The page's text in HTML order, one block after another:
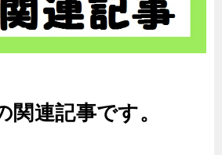
関連記事です。